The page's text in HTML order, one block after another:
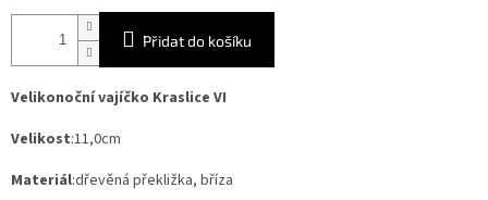
Přidat do košíku
Velikonoční vajíčko Kraslice VI
Velikost:11,0cm
Materiál:dřevěná překližka, bříza